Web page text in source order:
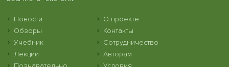
Новости
Обзоры
Учебник
Лекции
О проекте
Контакты
Сотрудничество
Авторам